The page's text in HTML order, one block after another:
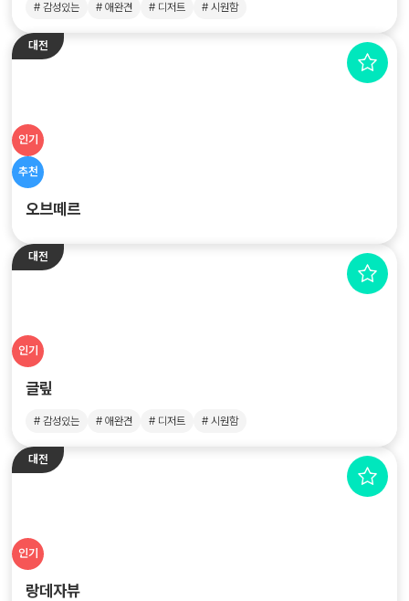
# 감성있는 # 애완견 # 디저트 # 시원함
대전
인기
추천
오브떼르
대전
인기
글맆
# 감성있는 # 애완견 # 디저트 # 시원함
대전
인기
랑데자뷰